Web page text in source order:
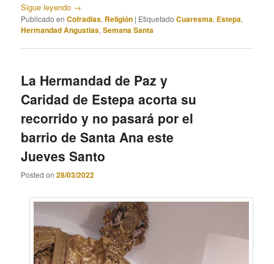
Sigue leyendo →
Publicado en Cofradias, Religión | Etiquetado Cuaresma, Estepa,
Hermandad Angustias,Semana Santa
La Hermandad de Paz y
Caridad de Estepa acorta su
recorrido y no pasará por el
barrio de Santa Ana este
Jueves Santo
Posted on28/03/2022